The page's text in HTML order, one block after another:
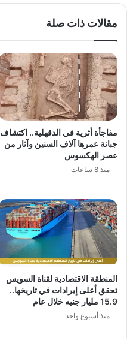
مقالات ذات صلة
مفاجأة أثرية في الدقهلية.. اكتشاف
جبانة عمرها آلاف السنين وآثار من
عصر الهكسوس
منذ 8 ساعات
المنطقة الاقتصادية لقناة السويس
تحقق أعلى إيرادات في تاريخها..
15.9 مليار جنيه خلال عام
منذ أسبوع واحد